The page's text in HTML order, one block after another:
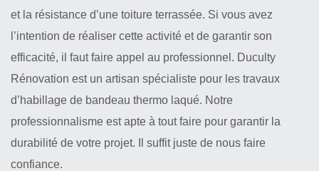
et la résistance d’une toiture terrassée. Si vous avez
l’intention de réaliser cette activité et de garantir son
efficacité, il faut faire appel au professionnel. Duculty
Rénovation est un artisan spécialiste pour les travaux
d’habillage de bandeau thermo laqué. Notre
professionnalisme est apte à tout faire pour garantir la
durabilité de votre projet. Il suffit juste de nous faire
confiance.